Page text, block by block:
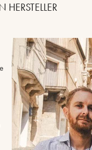
HERSTELLER